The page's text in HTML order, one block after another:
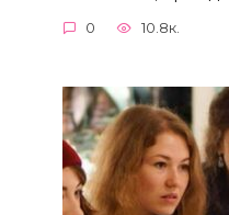
0 10.8к.